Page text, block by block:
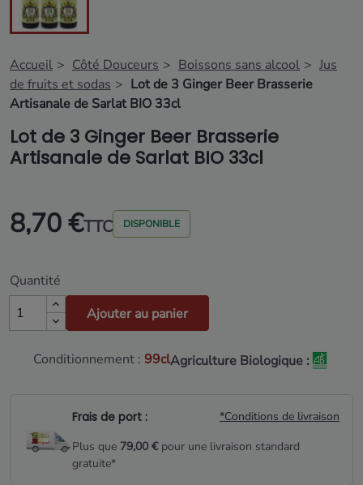
Accueil Côté Douceurs Boissons sans alcool
Jus
de fruits et sodas
Lot de 3 Ginger Beer Brasserie
Artisanale de Sarlat BIO 33cl
Lot de 3 Ginger Beer Brasserie
Artisanale de Sarlat BIO 33cl
8,70 €TTC DISPONIBLE
Quantité
Ajouter au panier
Conditionnement : 99clAgriculture Biologique :
Frais de port :
*Conditions de livraison
Plus que 79,00 €pour une livraison standard
gratuite*